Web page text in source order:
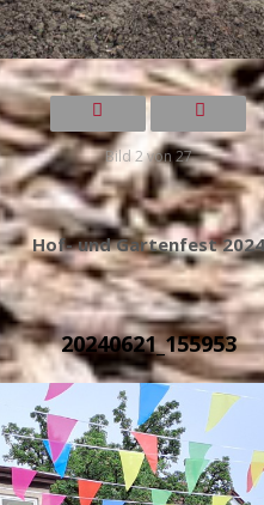
Bild 2 von 27
Hof- und Gartenfest 2024
20240621_155953